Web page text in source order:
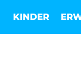
KINDER